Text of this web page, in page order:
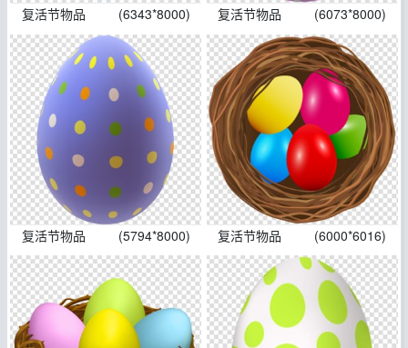
复活节物品 (6343*8000) 复活节物品 (6073*8000)
复活节物品 (5794*8000) 复活节物品 (6000*6016)